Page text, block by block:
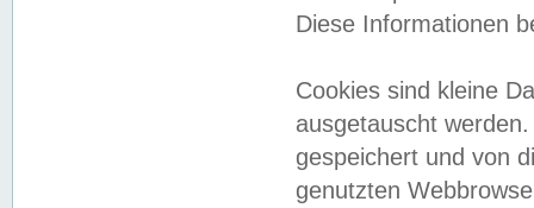
Diese Informationen
Cookies sind kleine
ausgetauscht
gespeichert und von
genutzten